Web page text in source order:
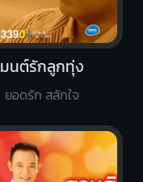
มนต์รักลูกทุ่ง
ยอดรัก สลักใจ